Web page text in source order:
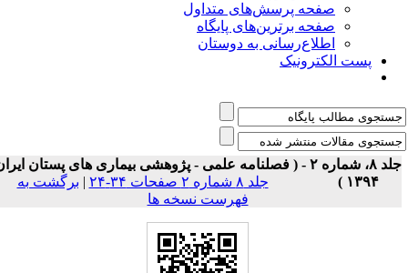
صفحه پرسش‌های متداول
صفحه برترین‌های پایگاه
اطلاع‌رسانی به دوستان
پست الکترونیک
جلد ۸، شماره ۲ - ( فصلنامه علمی - پژوهشی بیماری های پستان ایران
۱۳۹۴ )
جلد ۸ شماره ۲ صفحات ۳۴-۲۴ |برگشت به
فهرست نسخه ها